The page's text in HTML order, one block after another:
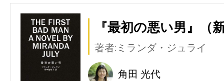
『最初の悪い男』（
著者:ミランダ・ジュライ
角田 光代